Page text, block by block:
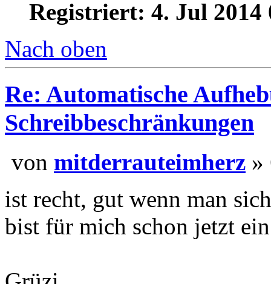
Beiträge: 13
Registriert: 4. Jul 2014
Re: Automatische
Schreibbeschränkungen
von
ist recht, gut wenn man